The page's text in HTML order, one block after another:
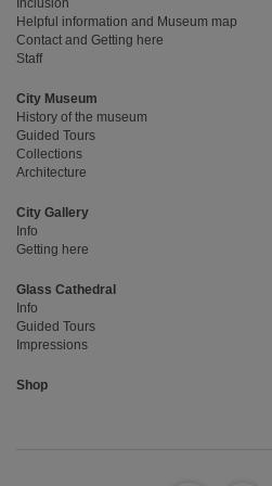
Inclusion
Helpful information and Museum map
Contact and Getting here
Staff
City Museum
History of the museum
Guided Tours
Collections
Architecture
City Gallery
Info
Getting here
Glass Cathedral
Info
Guided Tours
Impressions
Shop